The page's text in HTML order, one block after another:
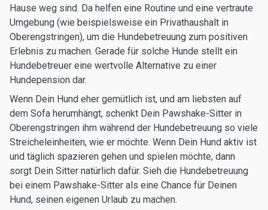
Hause weg sind. Da helfen eine Routine und eine vertraute
Umgebung (wie beispielsweise ein Privathaushalt in
Oberengstringen), um die Hundebetreuung zum positiven
Erlebnis zu machen. Gerade für solche Hunde stellt ein
Hundebetreuer eine wertvolle Alternative zu einer
Hundepension dar.
Wenn Dein Hund eher gemütlich ist, und am liebsten auf
dem Sofa herumhängt, schenkt Dein Pawshake-Sitter in
Oberengstringen ihm während der Hundebetreuung so viele
Streicheleinheiten, wie er möchte. Wenn Dein Hund aktiv ist
und täglich spazieren gehen und spielen möchte, dann
sorgt Dein Sitter natürlich dafür. Sieh die Hundebetreuung
bei einem Pawshake-Sitter als eine Chance für Deinen
Hund, seinen eigenen Urlaub zu machen.